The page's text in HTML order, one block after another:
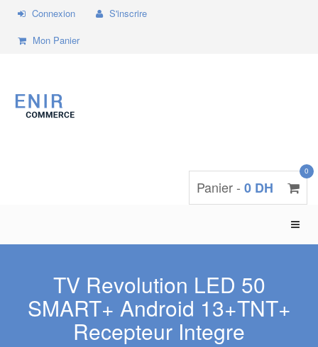
Connexion
S'inscrire
Mon Panier
Panier - 0 DH
0
Toggle
TV Revolution LED 50
SMART+ Android 13+TNT+
Recepteur Integre